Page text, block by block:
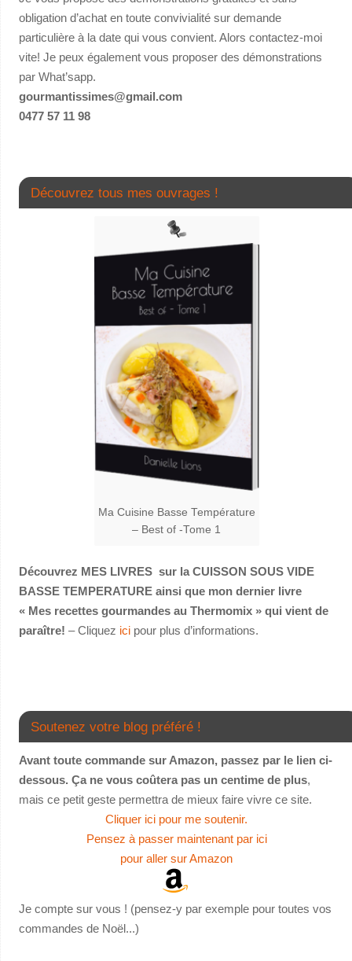
obligation d’achat en toute convivialité sur demande
particulière à la date qui vous convient. Alors contactez-moi
vite! Je peux également vous proposer des démonstrations
par What’sapp.
gourmantissimes@gmail.com
0477 57 11 98
Découvrez tous mes ouvrages !
Ma Cuisine Basse Température
– Best of -Tome 1
Découvrez MES LIVRES sur la CUISSON SOUS VIDE
BASSE TEMPERATURE ainsi que mon dernier livre
« Mes recettes gourmandes au Thermomix » qui vient de
paraître! – Cliquez icipour plus d’informations.
Soutenez votre blog préféré !
Avant toute commande sur Amazon, passez par le lien ci-
dessous. Ça ne vous coûtera pas un centime de plus,
mais ce petit geste permettra de mieux faire vivre ce site.
Cliquer ici pour me soutenir.
Pensez à passer maintenant par ici
pour aller sur Amazon
Je compte sur vous ! (pensez-y par exemple pour toutes vos
commandes de Noël...)